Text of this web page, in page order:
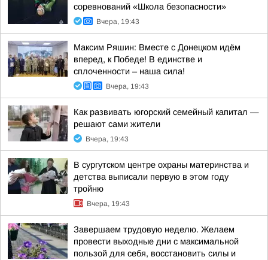
соревнований «Школа безопасности»
Вчера, 19:43
Максим Ряшин: Вместе с Донецком идём
вперед, к Победе! В единстве и
сплоченности – наша сила!
Вчера, 19:43
Как развивать югорский семейный капитал —
решают сами жители
Вчера, 19:43
В сургутском центре охраны материнства и
детства выписали первую в этом году
тройню
Вчера, 19:43
Завершаем трудовую неделю. Желаем
провести выходные дни с максимальной
пользой для себя, восстановить силы и